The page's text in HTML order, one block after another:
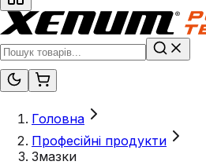
Головна
Професійні продукти
Змазки